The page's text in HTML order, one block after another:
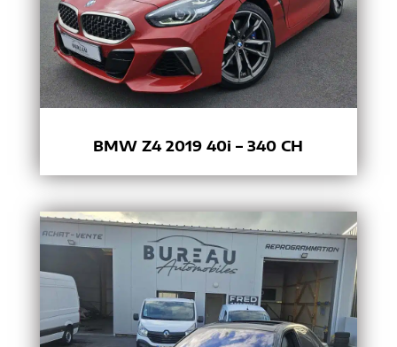
BMW Z4 2019 40i – 340 CH